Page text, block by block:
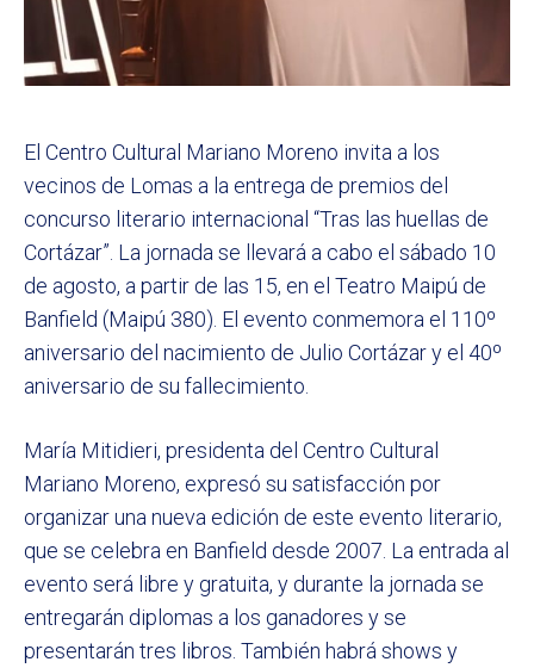
El Centro Cultural Mariano Moreno invita a los
vecinos de Lomas a la entrega de premios del
concurso literario internacional “Tras las huellas de
Cortázar”. La jornada se llevará a cabo el sábado 10
de agosto, a partir de las 15, en el Teatro Maipú de
Banfield (Maipú 380). El evento conmemora el 110º
aniversario del nacimiento de Julio Cortázar y el 40º
aniversario de su fallecimiento.
María Mitidieri, presidenta del Centro Cultural
Mariano Moreno, expresó su satisfacción por
organizar una nueva edición de este evento literario,
que se celebra en Banfield desde 2007. La entrada al
evento será libre y gratuita, y durante la jornada se
entregarán diplomas a los ganadores y se
presentarán tres libros. También habrá shows y